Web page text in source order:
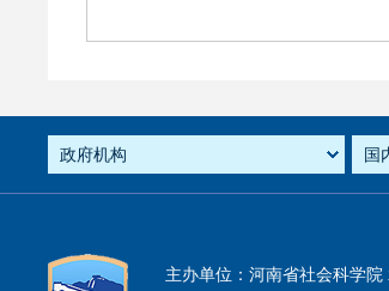
主办单位：河南省社会科学